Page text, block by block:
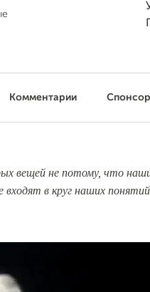
Комментарии
вещей не потому, что
в круг наших